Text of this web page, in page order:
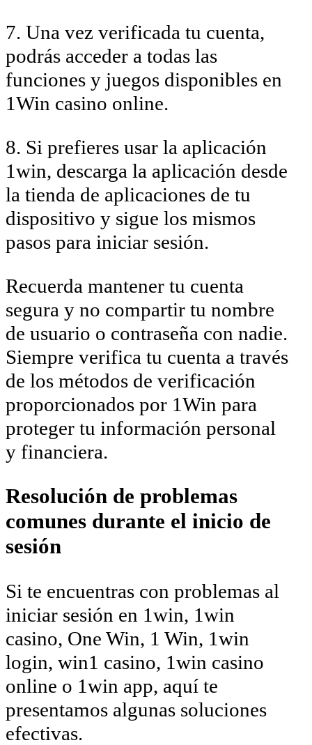
7. Una vez verificada tu cuenta,
podrás acceder a todas las
funciones y juegos disponibles en
1Win casino online.
8. Si prefieres usar la aplicación
1win, descarga la aplicación desde
la tienda de aplicaciones de tu
dispositivo y sigue los mismos
pasos para iniciar sesión.
Recuerda mantener tu cuenta
segura y no compartir tu nombre
de usuario o contraseña con nadie.
Siempre verifica tu cuenta a través
de los métodos de verificación
proporcionados por 1Win para
proteger tu información personal
y financiera.
Resolución de problemas
comunes durante el inicio de
sesión
Si te encuentras con problemas al
iniciar sesión en 1win, 1win
casino, One Win, 1 Win, 1win
login, win1 casino, 1win casino
online o 1win app, aquí te
presentamos algunas soluciones
efectivas.